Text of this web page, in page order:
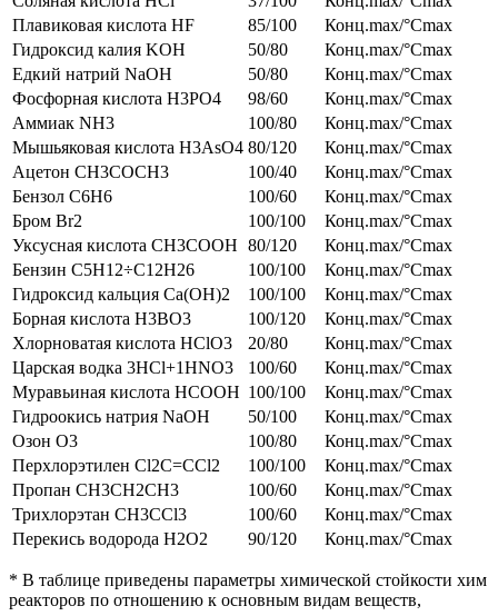
Плавиковая кислота HF
85/100
Конц.max/°Cmax
Гидроксид калия KOH
50/80
Конц.max/°Cmax
Едкий натрий NaOH
50/80
Конц.max/°Cmax
Фосфорная кислота H3PO4
98/60
Конц.max/°Cmax
Аммиак NH3
100/80
Конц.max/°Cmax
Мышьяковая кислота H3AsO4 80/120
Конц.max/°Cmax
Ацетон CH3COCH3
100/40
Конц.max/°Cmax
Бензол C6H6
100/60
Конц.max/°Cmax
Бром Br2
100/100
Конц.max/°Cmax
Уксусная кислота CH3COOH 80/120
Конц.max/°Cmax
Бензин C5H12÷C12H26
100/100
Конц.max/°Cmax
Гидроксид кальция Ca(OH)2
100/100
Конц.max/°Cmax
Борная кислота H3BO3
100/120
Конц.max/°Cmax
Хлорноватая кислота HClO3
20/80
Конц.max/°Cmax
Царская водка 3HCl+1HNO3
100/60
Конц.max/°Cmax
Муравьиная кислота HCOOH 100/100
Конц.max/°Cmax
Гидроокись натрия NaOH
50/100
Конц.max/°Cmax
Озон O3
100/80
Конц.max/°Cmax
Перхлорэтилен Cl2C=CCl2
100/100
Конц.max/°Cmax
Пропан CH3CH2CH3
100/60
Конц.max/°Cmax
Трихлорэтан CH3CCl3
100/60
Конц.max/°Cmax
Перекись водорода H2O2
90/120 Конц.max/°Cmax
* В таблице приведены параметры химической стойкости хим
реакторов по отношению к основным видам веществ,